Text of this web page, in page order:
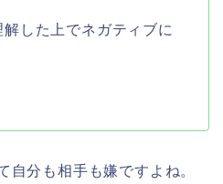
解した上でネガティブに
自分も相手も嫌ですよね。